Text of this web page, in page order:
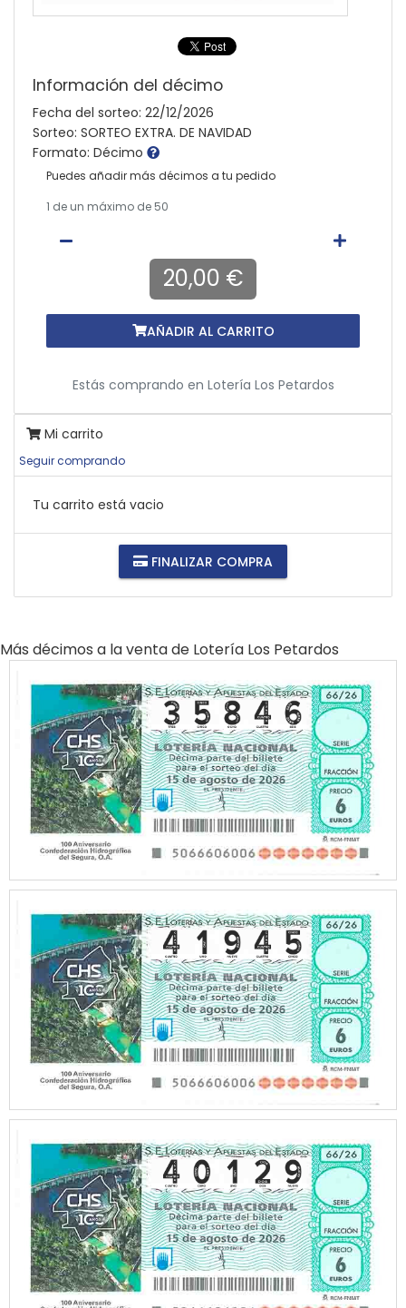
Información del décimo
Fecha del sorteo: 22/12/2026
Sorteo: SORTEO EXTRA. DE NAVIDAD
Formato: Décimo
Puedes añadir más décimos a tu pedido
1 de un máximo de 50
20,00 €
AÑADIR AL CARRITO
Estás comprando en Lotería Los Petardos
Mi carrito
Seguir comprando
Tu carrito está vacio
FINALIZAR COMPRA
Más décimos a la venta de Lotería Los Petardos